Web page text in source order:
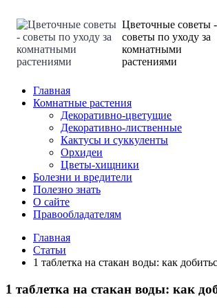
Цветочные советы -
советы по уходу за
комнатными
растениями
Главная
Комнатные растения
Декоративно-цветущие
Декоративно-лиственные
Кактусы и суккуленты
Орхидеи
Цветы-хищники
Болезни и вредители
Полезно знать
О сайте
Правообладателям
Главная
Статьи
1 таблетка на стакан воды: как
1 таблетка на стакан воды: как